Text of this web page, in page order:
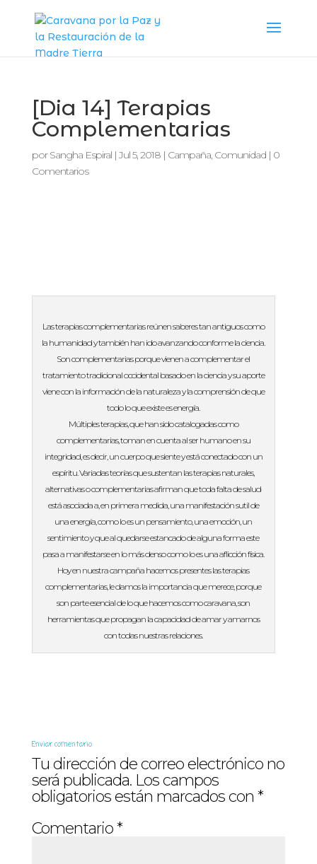
[Dia 14] Terapias
Complementarias
porSangha Espiral|Jul 5, 2018| Campaña, Comunidad| 0
Comentarios
Las terapias complementarias reúnen saberes tan antiguos como
la humanidad y también han ido avanzando conforme la ciencia.
Son complementarias porque vienen a complementar el
tratamiento tradicional occidental basado en la ciencia y su aporte
viene con la información de la naturaleza y la comprensión de que
todo lo que existe es energía.
Múltiples terapias, que han sido catalogadas como
complementarias, toman en cuenta al ser humano en su
integridad, es decir, un cuerpo que siente y está conectado con un
espíritu. Variadas teorías que sustentan las terapias naturales,
alternativas o complementarias afirman que toda falta de salud
está asociada a, en primera medida, una manifestación sutil de
una energía, como lo es un pensamiento, una emoción, un
sentimiento y que al quedarse estancado de alguna forma este
pasa a manifestarse en lo más denso como lo es una aflicción física.
Hoy en nuestra campaña hacemos presentes las terapias
complementarias, le damos la importancia que merece, porque
son parte esencial de lo que hacemos como caravana, son
herramientas que propagan la capacidad de amar y amarnos
con todas nuestras relaciones.
Enviar comentario
Tu dirección de correo electrónico no
será publicada. Los campos
obligatorios están marcados con *
Comentario*